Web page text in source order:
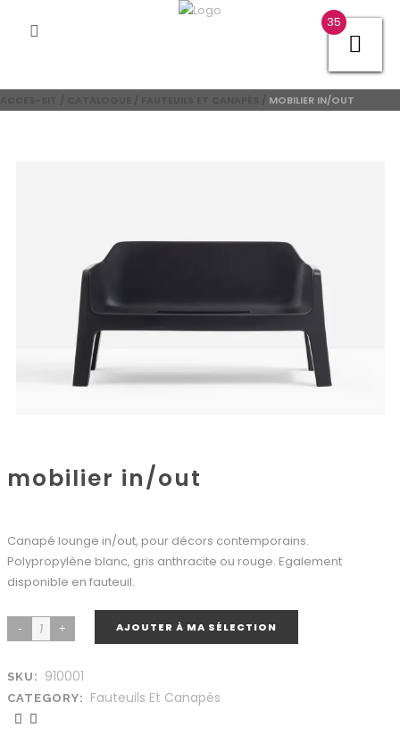
MOBILIER IN/OUT
mobilier in/out
Canapé lounge in/out, pour décors contemporains.
Polypropylène blanc, gris anthracite ou rouge. Egalement
disponible en fauteuil.
AJOUTER À MA SÉLECTION
SKU: 910001
CATEGORY: Fauteuils Et Canapés
35